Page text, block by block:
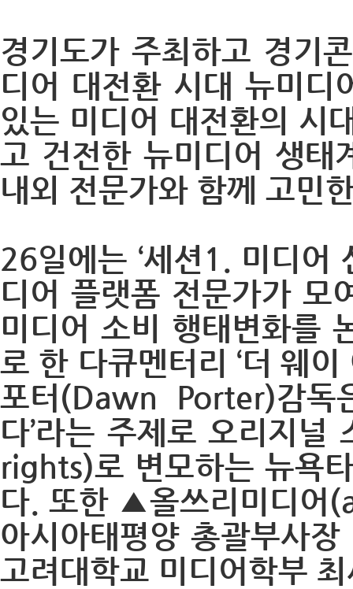
경기도가 주최하고 경기
디어 대전환 시대 뉴미디
있는 미디어 대전환의 시
고 건전한 뉴미디어 생태
내외 전문가와 함께 고민
26일에는 ‘세션1. 미디어
디어 플랫폼 전문가가 모
미디어 소비 행태변화를
로 한 다큐멘터리 ‘더 웨
포터(Dawn Porter)감독
다’라는 주제로 오리지
rights)로 변모하는 뉴욕
다. 또한 ▲올쓰리미디어
아시아태평양 총괄부사
고려대학교 미디어학부